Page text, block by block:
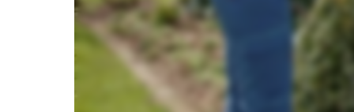
disclosed
the